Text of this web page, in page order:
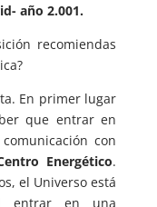
año 2.001.
recomiendas
En primer lugar
que entrar en
con
Energético.
el Universo está
entrar en una